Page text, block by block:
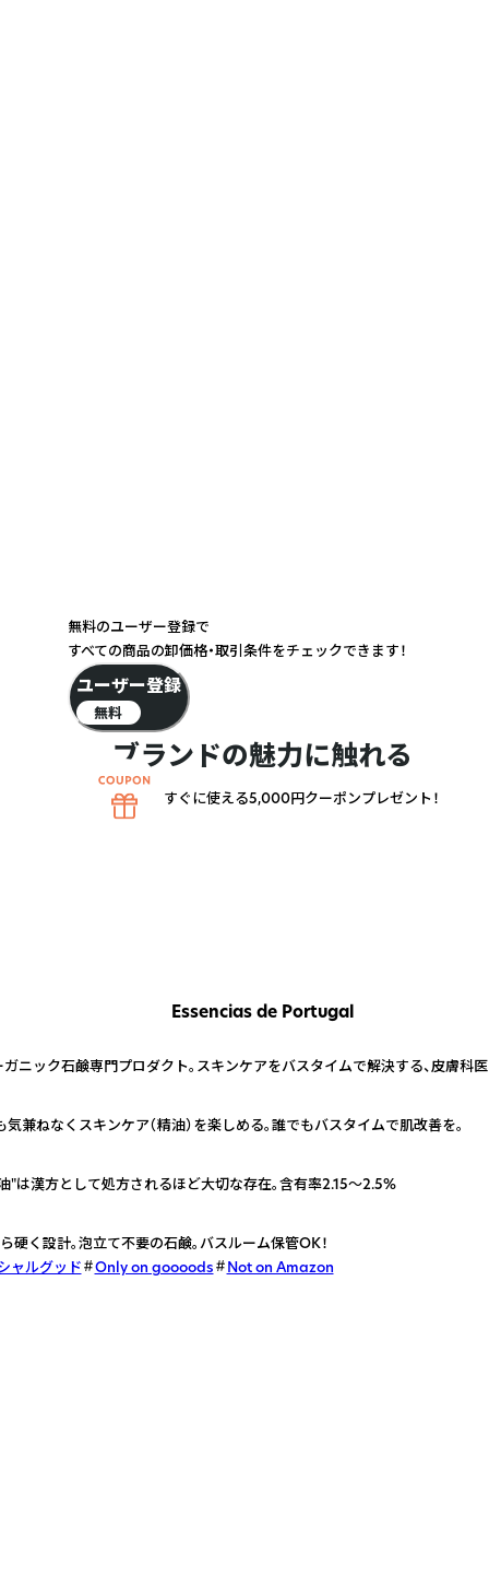
ブランドの魅力に触れる
Essencias de Portugal
ック石鹸専門プロダクト。スキンケアをバスタイムで解決する、皮膚科医
兼ねなくスキンケア（精油）を楽しめる。誰でもバスタイムで肌改善を。
"は漢方として処方されるほど大切な存在。含有率2.15～2.5%
硬く設計。泡立て不要の石鹸。バスルーム保管OK！
ャルグッド
Only on goooods Not on Amazon
無料のユーザー登録で
すべての商品の卸価格・取引条件をチェックできます！
ユーザー登録
無料
すぐに使える5,000円クーポンプレゼント！